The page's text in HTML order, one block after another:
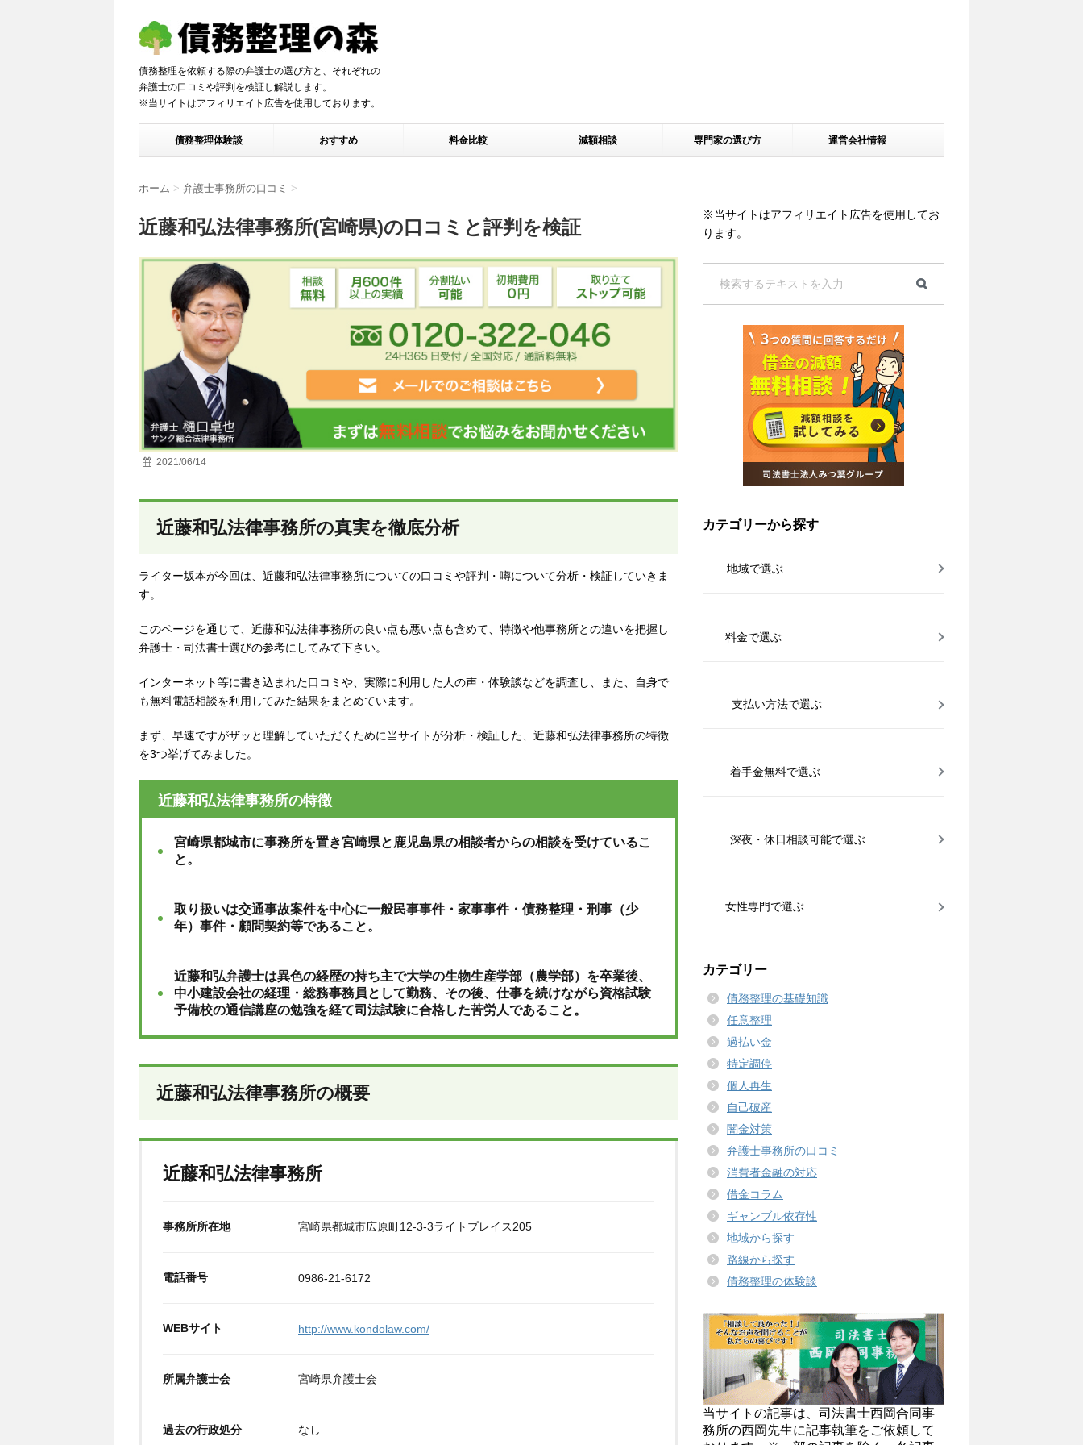
債務整理を依頼する際の弁護士の選び方と、それぞれの
弁護士の口コミや評判を検証し解説します。
※当サイトはアフィリエイト広告を使用しております。
債務整理体験談 おすすめ 料金比較 減額相談 専門家の選び方 運営会社情報
ホーム > 弁護士事務所の口コミ >
近藤和弘法律事務所(宮崎県)の口コミと評判を検証
2021/06/14
近藤和弘法律事務所の真実を徹底分析
ライター坂本が今回は、近藤和弘法律事務所についての口コミや評判・噂について分析・検証していきま
す。
このページを通じて、近藤和弘法律事務所の良い点も悪い点も含めて、特徴や他事務所との違いを把握し
弁護士・司法書士選びの参考にしてみて下さい。
インターネット等に書き込まれた口コミや、実際に利用した人の声・体験談などを調査し、
また、自身で
も無料電話相談を利用してみた結果をまとめています。
まず、早速ですがザッと理解していただくために当サイトが分析・検証した、近藤和弘法律事務所の特徴
を3つ挙げてみました。
近藤和弘法律事務所の特徴
宮崎県都城市に事務所を置き宮崎県と鹿児島県の相談者からの相談を受けているこ
と。
取り扱いは交通事故案件を中心に一般民事事件・家事事件・債務整理・刑事（少
年）事件・顧問契約等であること。
近藤和弘弁護士は異色の経歴の持ち主で大学の生物生産学部（農学部）を卒業後、
中小建設会社の経理・総務事務員として勤務、その後、仕事を続けながら資格試験
予備校の通信講座の勉強を経て司法試験に合格した苦労人であること。
近藤和弘法律事務所の概要
近藤和弘法律事務所
事務所所在地 宮崎県都城市広原町12-3-3ライトプレイス205
電話番号 0986-21-6172
WEBサイト http://www.kondolaw.com/
所属弁護士会 宮崎県弁護士会
過去の行政処分 なし
※当サイトはアフィリエイト広告を使用してお
ります。
カテゴリーから探す
地域で選ぶ
料金で選ぶ
支払い方法で選ぶ
着手金無料で選ぶ
深夜・休日相談可能で選ぶ
女性専門で選ぶ
カテゴリー
債務整理の基礎知識
任意整理
過払い金
特定調停
個人再生
自己破産
闇金対策
弁護士事務所の口コミ
消費者金融の対応
借金コラム
ギャンブル依存性
地域から探す
路線から探す
債務整理の体験談
当サイトの記事は、司法書士西岡合同事
務所の西岡先生に記事執筆をご依頼して